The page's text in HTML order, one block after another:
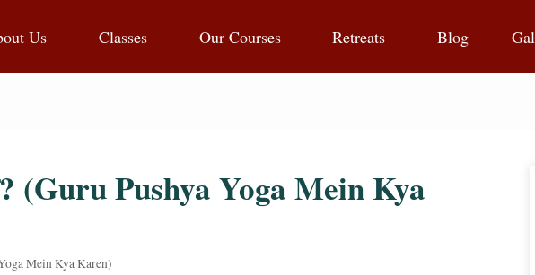
Us Classes Our Courses Retreats Blog
(Guru Pushya Yoga Mein Kya
Mein Kya Karen)